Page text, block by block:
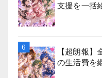
支援を一括
【超朗報
の生活費を